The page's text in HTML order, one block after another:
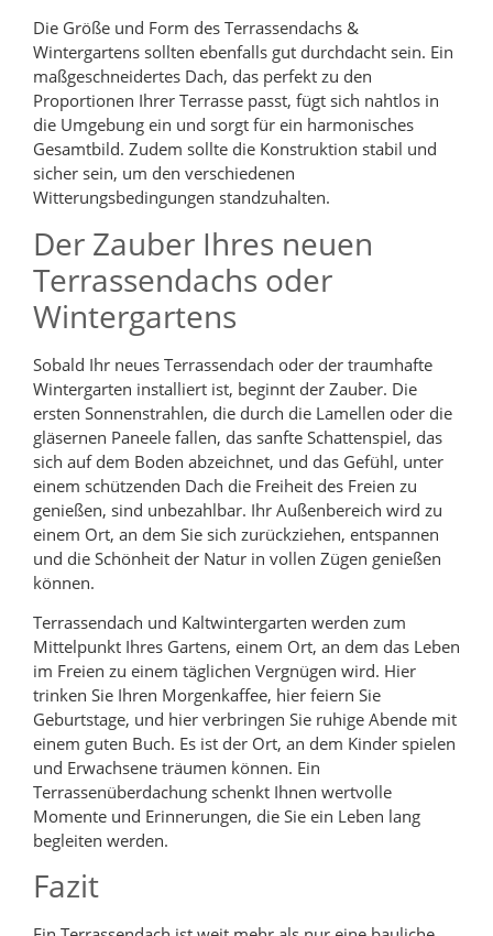
Die Größe und Form des Terrassendachs &
Wintergartens sollten ebenfalls gut durchdacht sein. Ein
maßgeschneidertes Dach, das perfekt zu den
Proportionen Ihrer Terrasse passt, fügt sich nahtlos in
die Umgebung ein und sorgt für ein harmonisches
Gesamtbild. Zudem sollte die Konstruktion stabil und
sicher sein, um den verschiedenen
Witterungsbedingungen standzuhalten.
Der Zauber Ihres neuen
Terrassendachs oder
Wintergartens
Sobald Ihr neues Terrassendach oder der traumhafte
Wintergarten installiert ist, beginnt der Zauber. Die
ersten Sonnenstrahlen, die durch die Lamellen oder die
gläsernen Paneele fallen, das sanfte Schattenspiel, das
sich auf dem Boden abzeichnet, und das Gefühl, unter
einem schützenden Dach die Freiheit des Freien zu
genießen, sind unbezahlbar. Ihr Außenbereich wird zu
einem Ort, an dem Sie sich zurückziehen, entspannen
und die Schönheit der Natur in vollen Zügen genießen
können.
Terrassendach und Kaltwintergarten werden zum
Mittelpunkt Ihres Gartens, einem Ort, an dem das Leben
im Freien zu einem täglichen Vergnügen wird. Hier
trinken Sie Ihren Morgenkaffee, hier feiern Sie
Geburtstage, und hier verbringen Sie ruhige Abende mit
einem guten Buch. Es ist der Ort, an dem Kinder spielen
und Erwachsene träumen können. Ein
Terrassenüberdachung schenkt Ihnen wertvolle
Momente und Erinnerungen, die Sie ein Leben lang
begleiten werden.
Fazit